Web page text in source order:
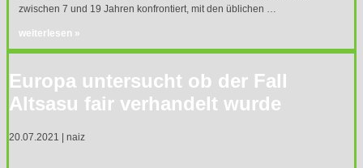
zwischen 7 und 19 Jahren konfrontiert, mit den üblichen …
weiterlesen »
Europa untersucht ob der Fall
Altsasu fair verhandelt wurde
20.07.2021 | naiz